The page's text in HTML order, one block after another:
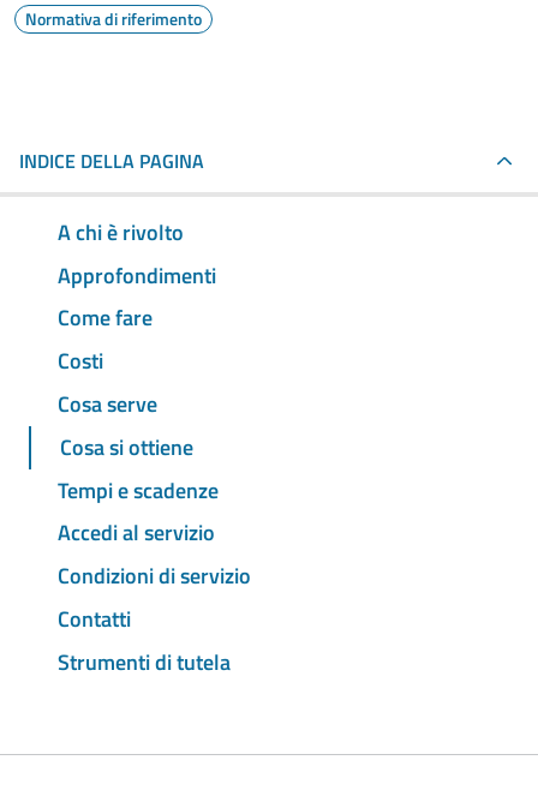
Normativa di riferimento
INDICE DELLA PAGINA
A chi è rivolto
Approfondimenti
Come fare
Costi
Cosa serve
Cosa si ottiene
Tempi e scadenze
Accedi al servizio
Condizioni di servizio
Contatti
Strumenti di tutela